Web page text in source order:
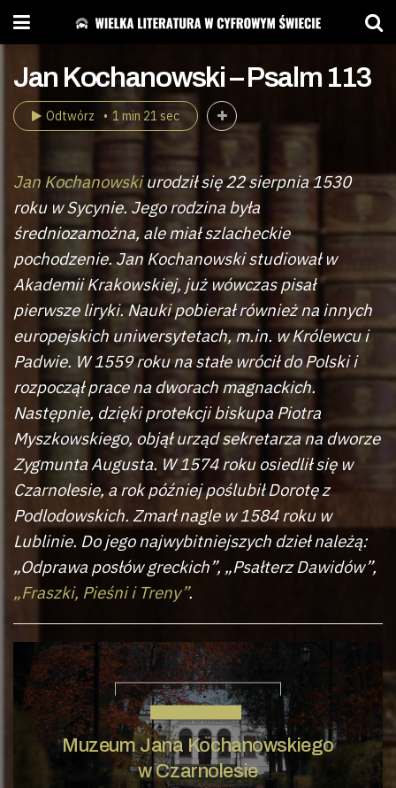
Jan Kochanowski – Psalm 113
Odtwórz 1 min 21 sec
Jan Kochanowskiurodził się 22 sierpnia 1530
roku w Sycynie. Jego rodzina była
średniozamożna, ale miał szlacheckie
pochodzenie. Jan Kochanowski studiował w
Akademii Krakowskiej, już wówczas pisał
pierwsze liryki. Nauki pobierał również na innych
europejskich uniwersytetach, m.in. w Królewcu i
Padwie. W 1559 roku na stałe wrócił do Polski i
rozpoczął prace na dworach magnackich.
Następnie, dzięki protekcji biskupa Piotra
Myszkowskiego, objął urząd sekretarza na dworze
Zygmunta Augusta. W 1574 roku osiedlił się w
Czarnolesie, a rok później poślubił Dorotę z
Podlodowskich. Zmarł nagle w 1584 roku w
Lublinie. Do jego najwybitniejszych dzieł należą:
„Odprawa posłów greckich”, „Psałterz Dawidów”,
„Fraszki, Pieśni i Treny”.
Muzeum Jana Kochanowskiego
w Czarnolesie